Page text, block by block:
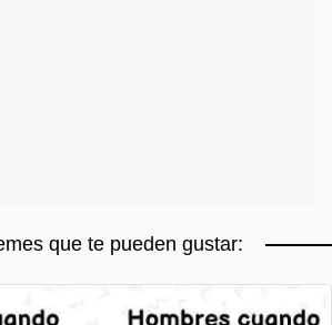
que te pueden gustar: